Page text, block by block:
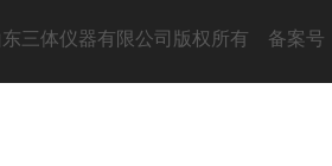
三体仪器有限公司版权所有 备案号